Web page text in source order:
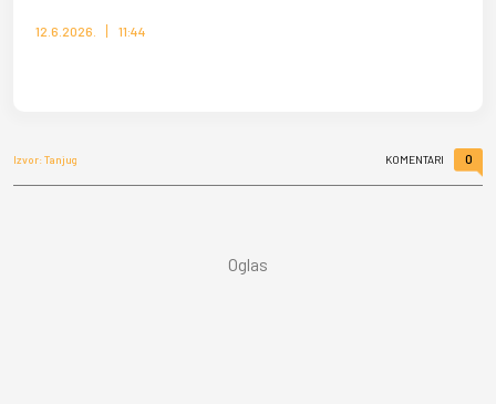
12.6.2026. 11:44
Izvor: Tanjug KOMENTARI 0